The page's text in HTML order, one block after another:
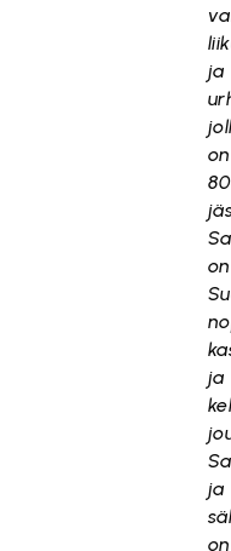
ja
on
ja
ja
on